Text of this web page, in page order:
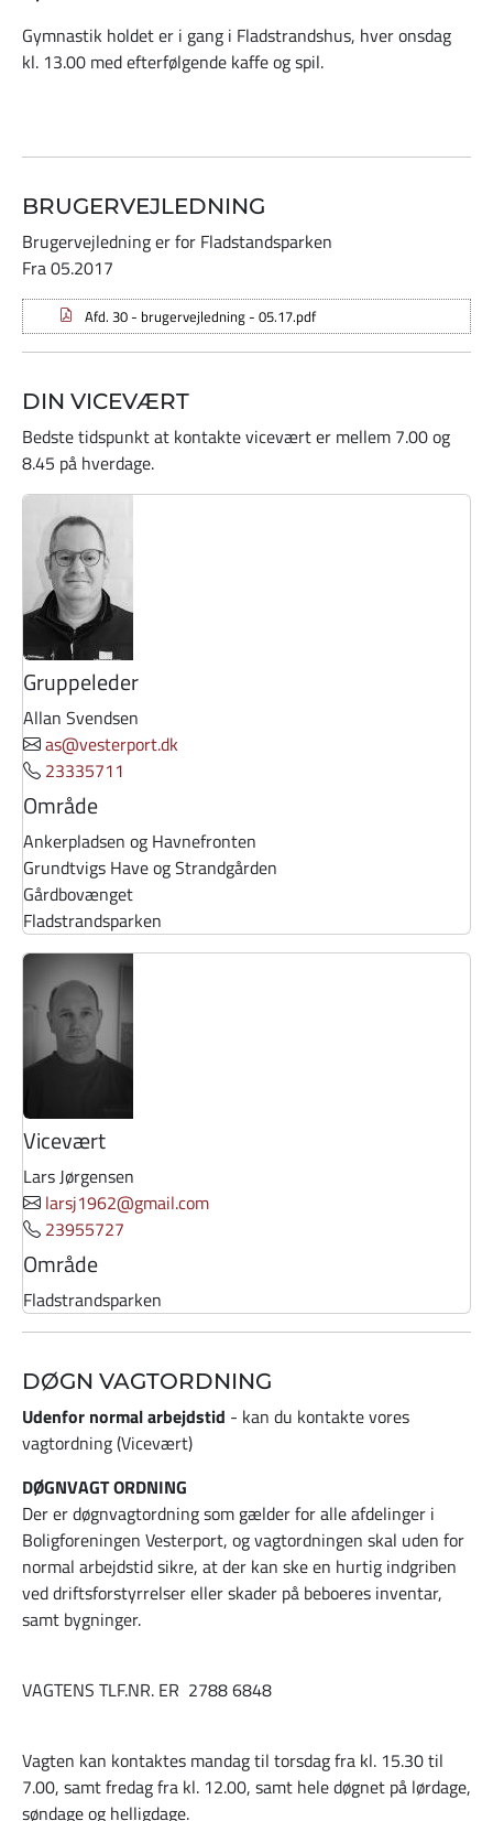
Gymnastik holdet er i gang i Fladstrandshus, hver onsdag
kl. 13.00 med efterfølgende kaffe og spil.
BRUGERVEJLEDNING
Brugervejledning er for Fladstandsparken
Fra 05.2017
Afd. 30 - brugervejledning - 05.17.pdf
DIN VICEVÆRT
Bedste tidspunkt at kontakte vicevært er mellem 7.00 og
8.45 på hverdage.
Gruppeleder
Allan Svendsen
as@vesterport.dk
23335711
Område
Ankerpladsen og Havnefronten
Grundtvigs Have og Strandgården
Gårdbovænget
Fladstrandsparken
Vicevært
Lars Jørgensen
larsj1962@gmail.com
23955727
Område
Fladstrandsparken
DØGN VAGTORDNING
Udenfor normal arbejdstid - kan du kontakte vores
vagtordning (Vicevært)
DØGNVAGT ORDNING
Der er døgnvagtordning som gælder for alle afdelinger i
Boligforeningen Vesterport, og vagtordningen skal uden for
normal arbejdstid sikre, at der kan ske en hurtig indgriben
ved driftsforstyrrelser eller skader på beboeres inventar,
samt bygninger.
VAGTENS TLF.NR. ER 2788 6848
Vagten kan kontaktes mandag til torsdag fra kl. 15.30 til
7.00, samt fredag fra kl. 12.00, samt hele døgnet på lørdage,
søndage og helligdage.